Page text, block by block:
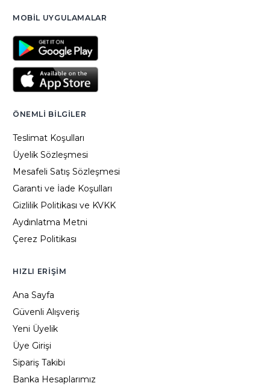
MOBIL UYGULAMALAR
ÖNEMLI BILGILER
Teslimat Koşulları
Üyelik Sözleşmesi
Mesafeli Satış Sözleşmesi
Garanti ve İade Koşulları
Gizlilik Politikası ve KVKK
Aydınlatma Metni
Çerez Politikası
HIZLI ERIŞIM
Ana Sayfa
Güvenli Alışveriş
Yeni Üyelik
Üye Girişi
Sipariş Takibi
Banka Hesaplarımız